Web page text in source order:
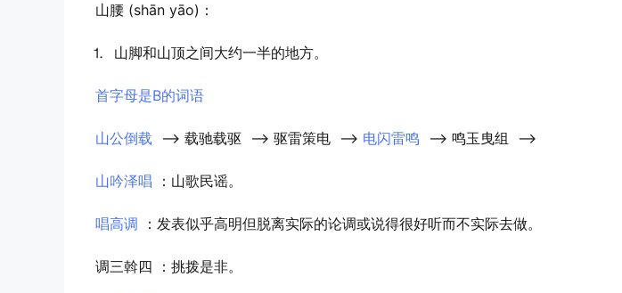
山腰 (shān yāo)：
⒈ 山脚和山顶之间大约一半的地方。
首字母是B的词语
山公倒载 --> 载驰载驱 --> 驱雷策电 --> 电闪雷鸣 --> 鸣玉曳组 -->
山吟泽唱 ：山歌民谣。
唱高调 ：发表似乎高明但脱离实际的论调或说得很好听而不实际去做。
调三斡四 ：挑拨是非。